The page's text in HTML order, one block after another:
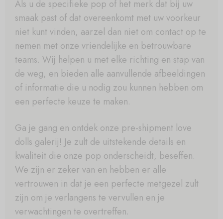
Als u de specifieke pop of het merk dat bij uw
smaak past of dat overeenkomt met uw voorkeur
niet kunt vinden, aarzel dan niet om contact op te
nemen met onze vriendelijke en betrouwbare
teams. Wij helpen u met elke richting en stap van
de weg, en bieden alle aanvullende afbeeldingen
of informatie die u nodig zou kunnen hebben om
een perfecte keuze te maken.
Ga je gang en ontdek onze pre-shipment love
dolls galerij! Je zult de uitstekende details en
kwaliteit die onze pop onderscheidt, beseffen.
We zijn er zeker van en hebben er alle
vertrouwen in dat je een perfecte metgezel zult
zijn om je verlangens te vervullen en je
verwachtingen te overtreffen.